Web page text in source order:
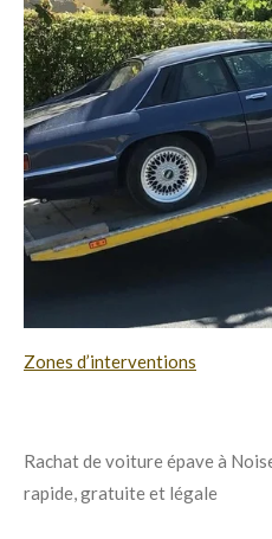
Zones d’interventions
Rachat de voiture épave à
rapide, gratuite et légale